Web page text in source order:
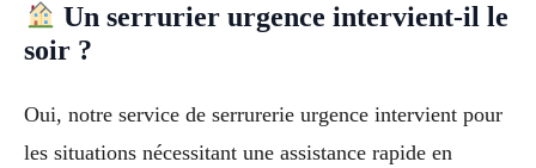
Un serrurier urgence intervient-il le
soir ?
Oui, notre service de serrurerie urgence intervient pour
les situations nécessitant une assistance rapide en